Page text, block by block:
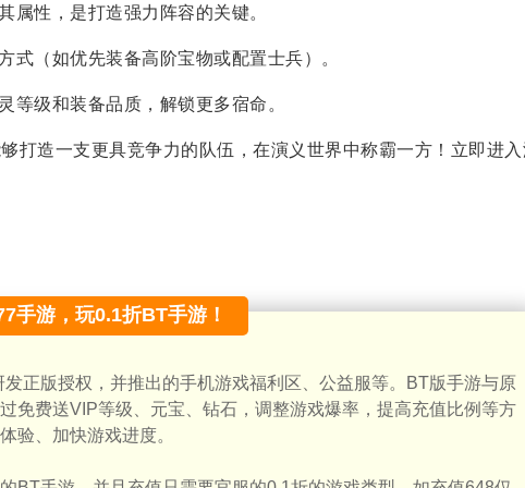
属性，是打造强力阵容的关键。
式（如优先装备高阶宝物或配置士兵）。
等级和装备品质，解锁更多宿命。
打造一支更具竞争力的队伍，在演义世界中称霸一方！立即进
手游，玩0.1折BT手游！
正版授权，并推出的手机游戏福利区、公益服等。BT版手游与原
免费送VIP等级、元宝、钻石，调整游戏爆率，提高充值比例等方
验、加快游戏进度。